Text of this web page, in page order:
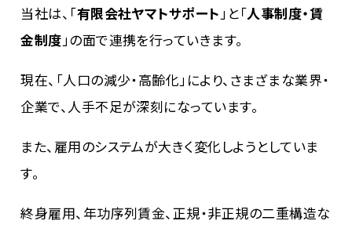
当社は、「有限会社ヤマトサポート 」と「人事制度・賃
金制度 」の面で連携を行っていきます。
現在、「人口の減少・高齢化」により、さまざまな業界・
企業で、人手不足が深刻になっています。
また、雇用のシステムが大きく変化しようとしていま
す。
終身雇用、年功序列賃金、正規・非正規の二重構造な